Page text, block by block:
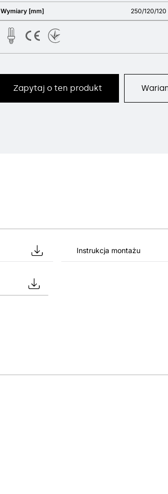
Wymiary [mm] 250/120/120
Zapytaj o ten produkt
Instrukcja montażu